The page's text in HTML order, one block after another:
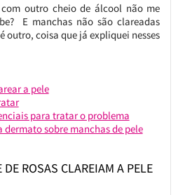
outro cheio de álcool não me
E manchas não são clareadas
outro, coisa que já expliquei nesses
a pele
para tratar o problema
sobre manchas de pele
ROSAS CLAREIAM A PELE